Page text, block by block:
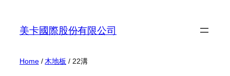
content
美卡國際股份有限公司
Home/ 木地板 / 22溝